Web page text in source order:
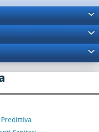
Predittiva